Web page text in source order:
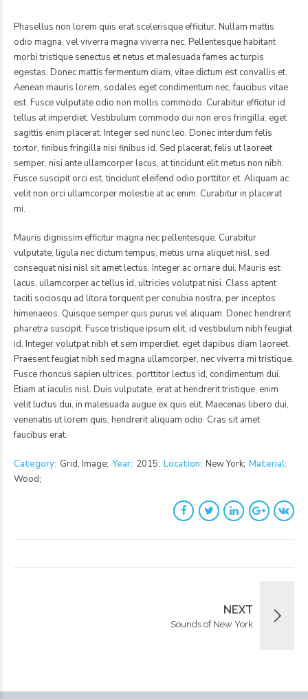
Phasellus non lorem quis erat scelerisque efficitur. Nullam mattis
odio magna, vel viverra magna viverra nec. Pellentesque habitant
morbi tristique senectus et netus et malesuada fames ac turpis
egestas. Donec mattis fermentum diam, vitae dictum est convallis et.
Aenean mauris lorem, sodales eget condimentum nec, faucibus vitae
est. Fusce vulputate odio non mollis commodo. Curabitur efficitur id
tellus at imperdiet. Vestibulum commodo dui non eros fringilla, eget
sagittis enim placerat. Integer sed nunc leo. Donec interdum felis
tortor, finibus fringilla nisi finibus id. Sed placerat, felis ut laoreet
semper, nisi ante ullamcorper lacus, at tincidunt elit metus non nibh.
Fusce suscipit orci est, tincidunt eleifend odio porttitor et. Aliquam ac
velit non orci ullamcorper molestie at ac enim. Curabitur in placerat
mi.
Mauris dignissim efficitur magna nec pellentesque. Curabitur
vulputate, ligula nec dictum tempus, metus urna aliquet nisl, sed
consequat nisi nisl sit amet lectus. Integer ac ornare dui. Mauris est
lacus, ullamcorper ac tellus id, ultricies volutpat nisi. Class aptent
taciti sociosqu ad litora torquent per conubia nostra, per inceptos
himenaeos. Quisque semper quis purus vel aliquam. Donec hendrerit
pharetra suscipit. Fusce tristique ipsum elit, id vestibulum nibh feugiat
id. Integer volutpat nibh et sem imperdiet, eget dapibus diam laoreet.
Praesent feugiat nibh sed magna ullamcorper, nec viverra mi tristique.
Fusce rhoncus sapien ultrices, porttitor lectus id, condimentum dui.
Etiam at iaculis nisl. Duis vulputate, erat at hendrerit tristique, enim
velit luctus dui, in malesuada augue ex quis elit. Maecenas libero dui,
venenatis ut lorem quis, hendrerit aliquam odio. Cras sit amet
faucibus erat.
Category Grid, Image Year 2015 Location New York Material
Wood
NEXT
Sounds of New York